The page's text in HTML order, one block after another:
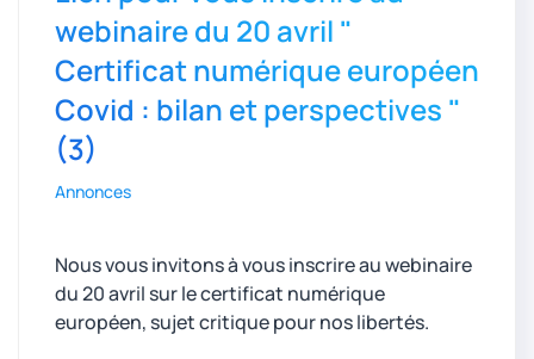
webinaire du 20 avril "
Certificat numérique européen
Covid : bilan et perspectives "
(3)
Annonces
Nous vous invitons à vous inscrire au webinaire
du 20 avril sur le certificat numérique
européen, sujet critique pour nos libertés.